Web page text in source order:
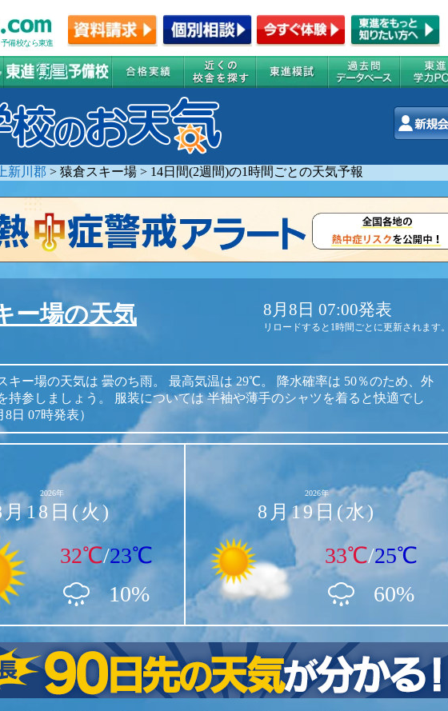
備校なら東進
上新川郡 > 猿倉スキー場 > 14日間(2週間)の1時間ごとの天気予報
ー場の天気 8月8日 07:00発表
リロードすると1時間ごとに更新されます。
キー場の天気は 曇のち雨。 最高気温は 29℃。 降水確率は 50％のため、外
持参しましょう。
服装については 半袖や薄手のシャツを着ると快適でし
8日 07時発表）
2026年
月18日(火)
32℃/23℃
10%
2026年
8月19日(水)
33℃/25℃
60%